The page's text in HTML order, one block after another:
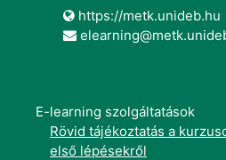
https://metk.unideb.hu
E-learning szolgáltatások
Rövid tájékoztatás a
első lépésekről